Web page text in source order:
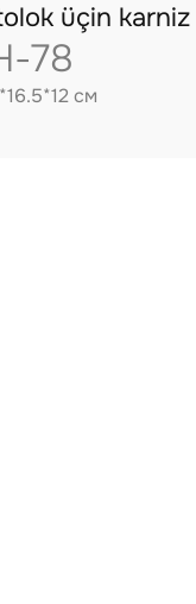
üçin karniz
78
см